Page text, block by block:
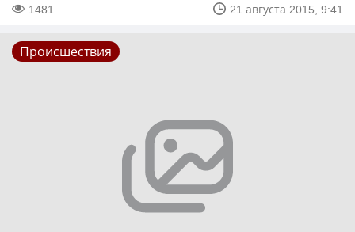
1481 21 августа 2015, 9:41
Происшествия